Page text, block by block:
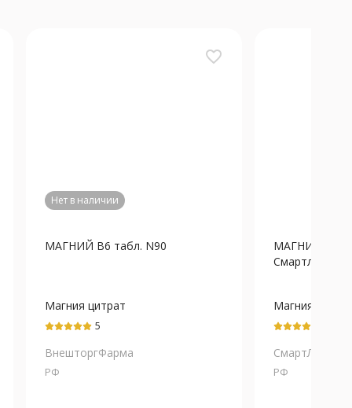
favorite_border
Нет в наличии
МАГНИЙ В6 табл. N90
Магния цитрат
5
ВнешторгФарма
РФ
МАГНИЙ В6
Смартлайф
Магния
СмартЛайф
РФ